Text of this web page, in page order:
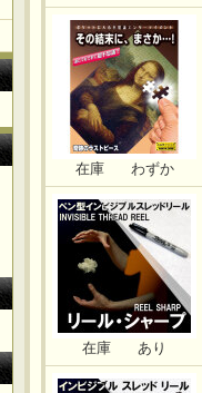
在庫 わずか
在庫 あり